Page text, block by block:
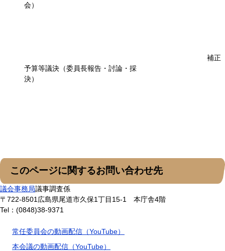
常任委員会の動画配信（YouTube）
本会議の動画配信（YouTube）
会）
補正
予算等議決（委員長報告・討論・採
決）
このページに関するお問い合わせ先
議会事務局議事調査係
〒722-8501 広島県尾道市久保1丁目15-1 本庁舎4階
Tel：(0848)38-9371